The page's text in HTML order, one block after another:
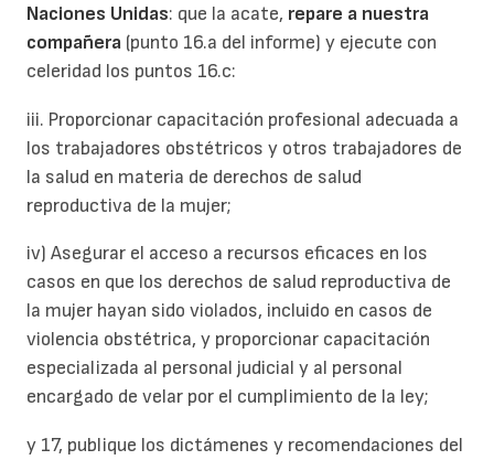
Naciones Unidas: que la acate, repare a nuestra
compañera (punto 16.a del informe) y ejecute con
celeridad los puntos 16.c:
iii. Proporcionar capacitación profesional adecuada a
los trabajadores obstétricos y otros trabajadores de
la salud en materia de derechos de salud
reproductiva de la mujer;
iv) Asegurar el acceso a recursos eficaces en los
casos en que los derechos de salud reproductiva de
la mujer hayan sido violados, incluido en casos de
violencia obstétrica, y proporcionar capacitación
especializada al personal judicial y al personal
encargado de velar por el cumplimiento de la ley;
y 17, publique los dictámenes y recomendaciones del